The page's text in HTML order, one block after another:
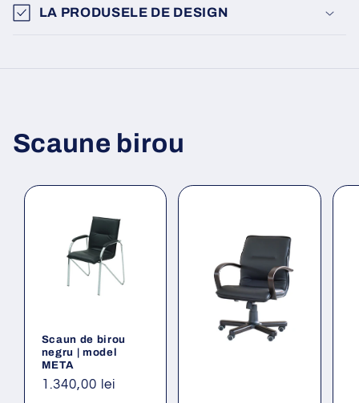
LA PRODUSELE DE DESIGN
Scaune birou
Scaun de birou
negru | model
META
Preț
1.340,00 lei